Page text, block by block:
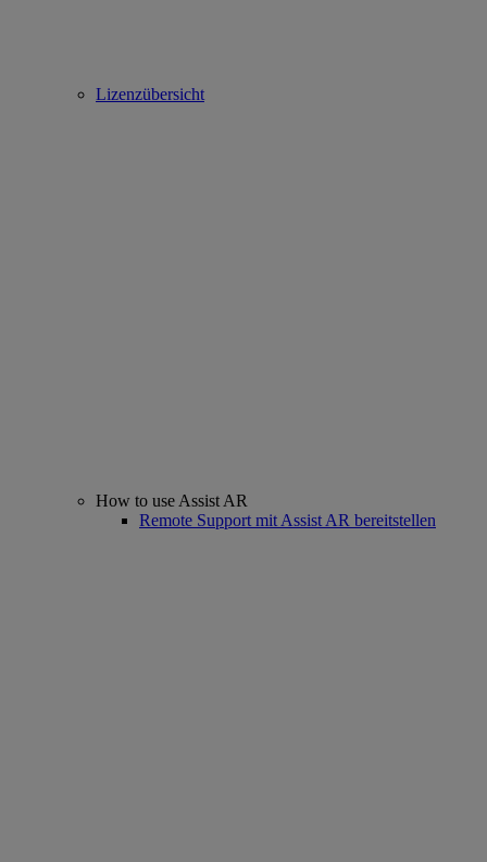
Lizenzübersicht
How to use Assist AR
Remote Support mit Assist AR bereitstellen